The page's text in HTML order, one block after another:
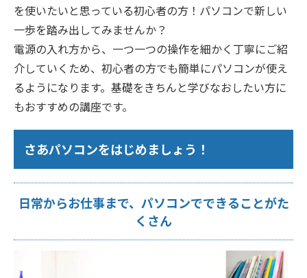
を使いたいと思っている初心者の方！パソコンで新しい
一歩を踏み出してみませんか？
電源の入れ方から、一つ一つの操作を細かく丁寧にご紹
介していくため、初心者の方でも簡単にパソコンが使え
るようになります。基礎をきちんと学びなおしたい方に
もおすすめの講座です。
さあパソコンをはじめましょう！
日常からお仕事まで、パソコンでできることがた
くさん